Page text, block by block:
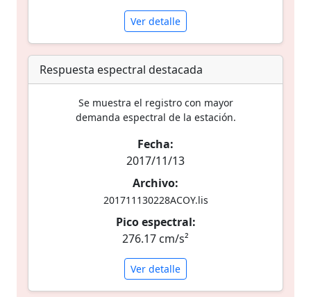
Ver detalle
Respuesta espectral destacada
Se muestra el registro con mayor
demanda espectral de la estación.
Fecha:
2017/11/13
Archivo:
201711130228ACOY.lis
Pico espectral:
276.17 cm/s²
Ver detalle